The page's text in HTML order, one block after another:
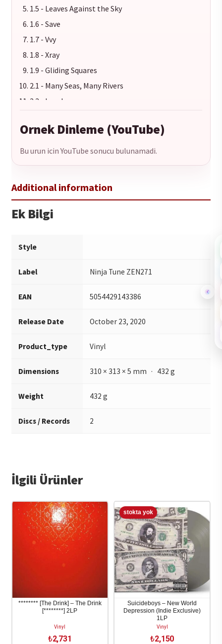
1.5 - Leaves Against the Sky
1.6 - Save
1.7 - Vvy
1.8 - Xray
1.9 - Gliding Squares
2.1 - Many Seas, Many Rivers
2.2 - Loveless
2.4 - Fret
2.5 - Loose
2.8 - Walking Flames
Ornek Dinleme (YouTube)
Bu urun icin YouTube sonucu bulunamadi.
Ek Bilgi
Style
Label Ninja Tune ZEN271
EAN 5054429143386
Release Date October 23, 2020
Product_type Vinyl
Dimensions 310 × 313 × 5 mm · 432 g
Weight 432 g
Discs / Records 2
İlgili Ürünler
******** [The Drink] – The Drink
[********] 2LP
Vinyl
₺2,731
Suicideboys – New World
Depression (Indie Exclusive)
1LP
Vinyl
₺2,150